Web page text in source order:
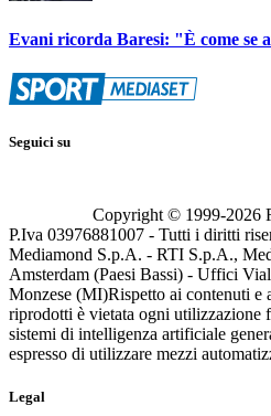
Evani ricorda Baresi: "È come se
Seguici su
Copyright © 1999-2026
P.Iva 03976881007 - Tutti i diritti
Mediamond S.p.A. - RTI S.p.A.,
Amsterdam (Paesi Bassi) - Uffici
Monzese (MI)Rispetto ai contenuti e
riprodotti è vietata ogni utilizzazione
sistemi di intelligenza artificiale
espresso di utilizzare mezzi
Legal